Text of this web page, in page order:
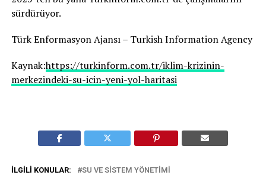
sürdürüyor.
Türk Enformasyon Ajansı – Turkish Information Agency
Kaynak:https://turkinform.com.tr/iklim-krizinin-
merkezindeki-su-icin-yeni-yol-haritasi
İLGILI KONULAR:
SU VE SISTEM YÖNETIMI